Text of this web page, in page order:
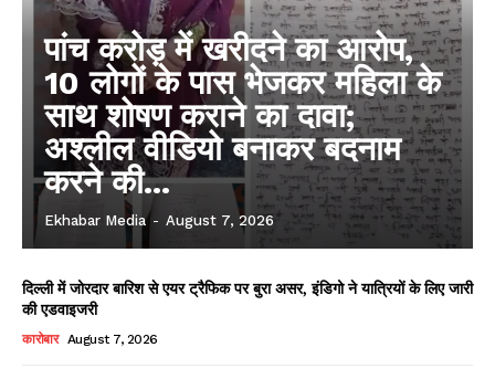
पांच करोड़ में खरीदने का आरोप,
10 लोगों के पास भेजकर महिला के
साथ शोषण कराने का दावा;
अश्लील वीडियो बनाकर बदनाम
करने की...
Ekhabar Media - August 7, 2026
दिल्ली में जोरदार बारिश से एयर ट्रैफिक पर बुरा असर, इंडिगो ने यात्रियों के लिए जारी
की एडवाइजरी
कारोबार August 7, 2026